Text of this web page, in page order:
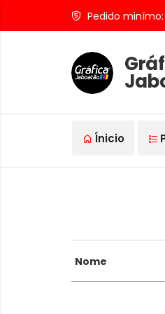
Pedido minímo:
Ínicio
Nome